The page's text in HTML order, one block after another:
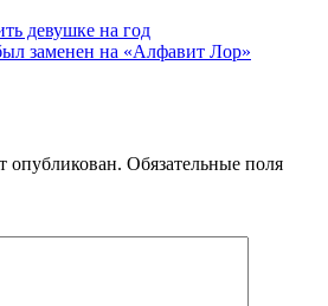
девушке на год
заменен на «Алфавит Лор»
опубликован. Обязательные поля